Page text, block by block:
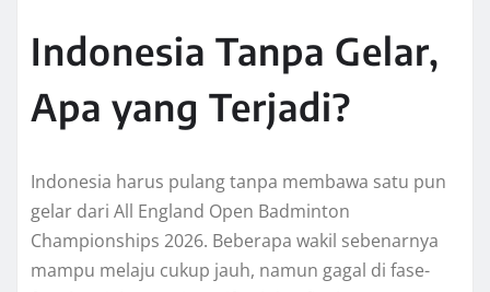
Indonesia Tanpa Gelar,
Apa yang Terjadi?
Indonesia harus pulang tanpa membawa satu pun
gelar dari All England Open Badminton
Championships 2026. Beberapa wakil sebenarnya
mampu melaju cukup jauh, namun gagal di fase-